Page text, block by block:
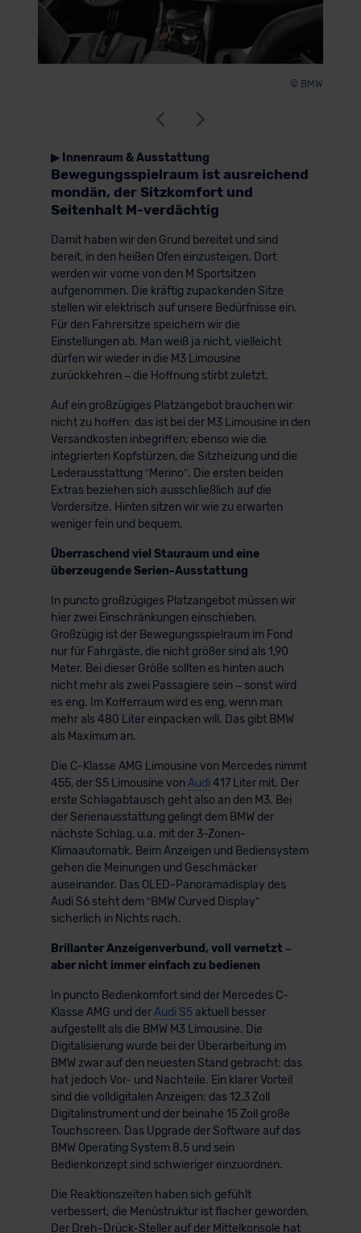
© BMW
▶ Innenraum & Ausstattung
Bewegungsspielraum ist ausreichend
mondän, der Sitzkomfort und
Seitenhalt M-verdächtig
Damit haben wir den Grund bereitet und sind
bereit, in den heißen Ofen einzusteigen. Dort
werden wir vorne von den M Sportsitzen
aufgenommen. Die kräftig zupackenden Sitze
stellen wir elektrisch auf unsere Bedürfnisse ein.
Für den Fahrersitze speichern wir die
Einstellungen ab. Man weiß ja nicht, vielleicht
dürfen wir wieder in die M3 Limousine
zurückkehren – die Hoffnung stirbt zuletzt.
Auf ein großzügiges Platzangebot brauchen wir
nicht zu hoffen: das ist bei der M3 Limousine in den
Versandkosten inbegriffen; ebenso wie die
integrierten Kopfstürzen, die Sitzheizung und die
Lederausstattung “Merino”. Die ersten beiden
Extras beziehen sich ausschließlich auf die
Vordersitze. Hinten sitzen wir wie zu erwarten
weniger fein und bequem.
Überraschend viel Stauraum und eine
überzeugende Serien-Ausstattung
In puncto großzügiges Platzangebot müssen wir
hier zwei Einschränkungen einschieben.
Großzügig ist der Bewegungsspielraum im Fond
nur für Fahrgäste, die nicht größer sind als 1,90
Meter. Bei dieser Größe sollten es hinten auch
nicht mehr als zwei Passagiere sein – sonst wird
es eng. Im Kofferraum wird es eng, wenn man
mehr als 480 Liter einpacken will. Das gibt BMW
als Maximum an.
Die C-Klasse AMG Limousine von Mercedes nimmt
455, der S5 Limousine vonAudi 417 Liter mit. Der
erste Schlagabtausch geht also an den M3. Bei
der Serienausstattung gelingt dem BMW der
nächste Schlag, u.a. mit der 3-Zonen-
Klimaautomatik. Beim Anzeigen und Bediensystem
gehen die Meinungen und Geschmäcker
auseinander. Das OLED-Panoramadisplay des
Audi S6 steht dem “BMW Curved Display”
sicherlich in Nichts nach.
Brillanter Anzeigenverbund, voll vernetzt –
aber nicht immer einfach zu bedienen
In puncto Bedienkomfort sind der Mercedes C-
Klasse AMG und derAudi S5aktuell besser
aufgestellt als die BMW M3 Limousine. Die
Digitalisierung wurde bei der Überarbeitung im
BMW zwar auf den neuesten Stand gebracht: das
hat jedoch Vor- und Nachteile. Ein klarer Vorteil
sind die volldigitalen Anzeigen: das 12,3 Zoll
Digitalinstrument und der beinahe 15 Zoll große
Touchscreen. Das Upgrade der Software auf das
BMW Operating System 8.5 und sein
Bedienkonzept sind schwieriger einzuordnen.
Die Reaktionszeiten haben sich gefühlt
verbessert; die Menüstruktur ist flacher geworden.
Der Dreh-Drück-Steller auf der Mittelkonsole hat